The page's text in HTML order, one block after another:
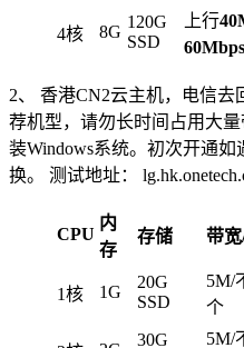
4核 8G
120G
SSD
上行
60Mbps
2、 香港CN2云主机，电信
荐机型，请勿长时间占用大
装Windows系统。初次开通
换。 测试地址：
CPU
内
存
存储 带
1核 1G
20G
SSD
5M/
个
30G 5M/